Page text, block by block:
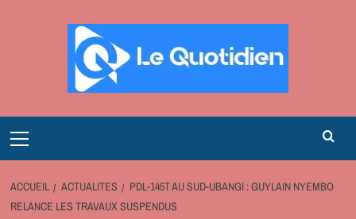
Menu
ACCUEIL ACTUALITES
PDL-145T AU SUD-UBANGI : GUYLAIN NYEMBO
RELANCE LES TRAVAUX SUSPENDUS